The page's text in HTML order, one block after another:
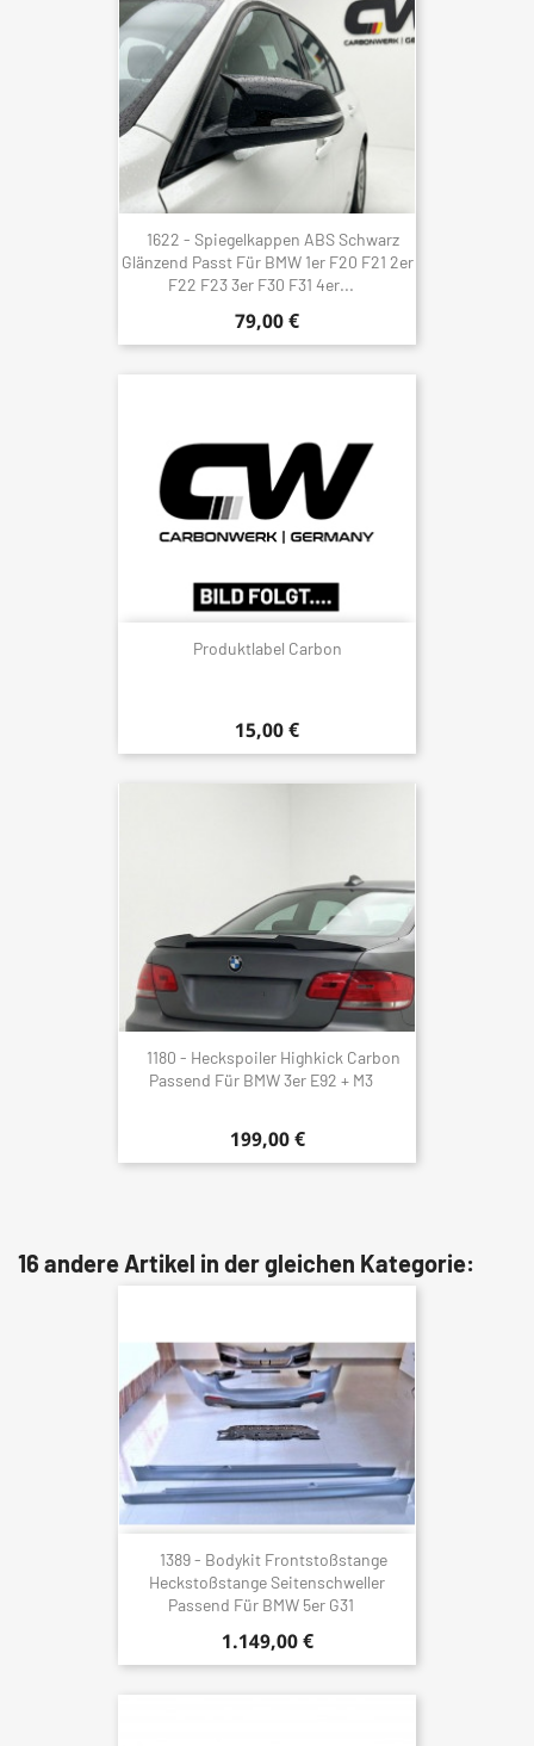
1622 - Spiegelkappen ABS Schwarz
Glänzend Passt Für BMW 1er F20 F21 2er
F22 F23 3er F30 F31 4er...
79,00 €
Produktlabel Carbon
15,00 €
1180 - Heckspoiler Highkick Carbon
Passend Für BMW 3er E92 + M3
199,00 €
16 andere Artikel in der gleichen Kategorie:
1389 - Bodykit Frontstoßstange
Heckstoßstange Seitenschweller
Passend Für BMW 5er G31
1.149,00 €